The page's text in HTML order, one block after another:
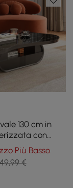
130 cm in
con
Più Basso
€